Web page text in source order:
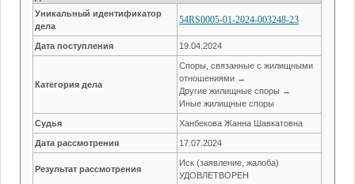
Уникальный идентификатор
дела
54RS0005-01-2024-003248-23
Дата поступления 19.04.2024
Категория дела
Споры, связанные с жилищными
отношениями →
Другие жилищные споры →
Иные жилищные споры
Судья Ханбекова Жанна Шавкатовна
Дата рассмотрения 17.07.2024
Результат рассмотрения
Иск (заявление, жалоба)
УДОВЛЕТВОРЕН